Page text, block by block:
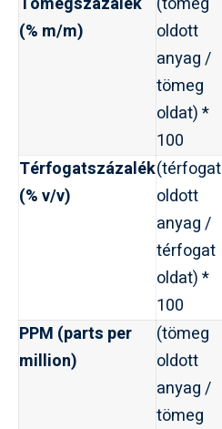
(% m/m)
oldott
anyag /
tömeg
oldat) *
100
Térfogatszázalék
(% v/v)
(térfogat
oldott
anyag /
térfogat
oldat) *
100
PPM (parts per
million)
(tömeg
oldott
anyag /
tömeg